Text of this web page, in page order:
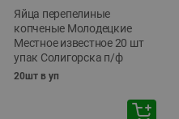
Яйца перепелиные
копченые Молодецкие
Местное известное 20 шт
упак Солигорска п/ф
20шт в уп